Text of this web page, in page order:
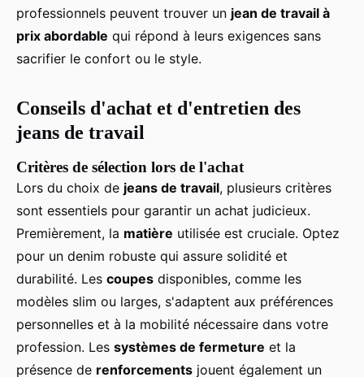
professionnels peuvent trouver un jean de travail à
prix abordable qui répond à leurs exigences sans
sacrifier le confort ou le style.
Conseils d'achat et d'entretien des
jeans de travail
Critères de sélection lors de l'achat
Lors du choix de jeans de travail, plusieurs critères
sont essentiels pour garantir un achat judicieux.
Premièrement, la matière utilisée est cruciale. Optez
pour un denim robuste qui assure solidité et
durabilité. Les coupes disponibles, comme les
modèles slim ou larges, s'adaptent aux préférences
personnelles et à la mobilité nécessaire dans votre
profession. Les systèmes de fermeture et la
présence de renforcements jouent également un